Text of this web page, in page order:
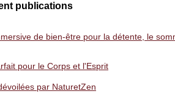
publications
de bien-être pour la détente, le
pour le Corps et l'Esprit
par NaturetZen